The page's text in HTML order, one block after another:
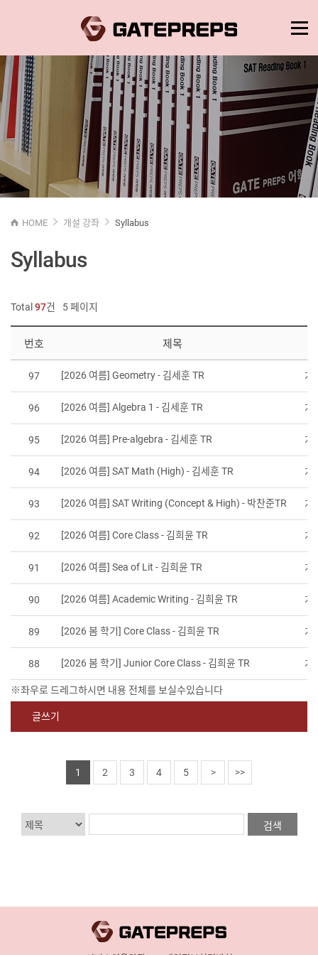
HOME 개설 강좌 Syllabus
Syllabus
Total 97건 5 페이지
번호 제목
97 [2026 여름] Geometry - 김세훈 TR 게
96 [2026 여름] Algebra 1 - 김세훈 TR 게
95 [2026 여름] Pre-algebra - 김세훈 TR 게
94 [2026 여름] SAT Math (High) - 김세훈 TR 게
93 [2026 여름] SAT Writing (Concept & High) - 박찬준TR 게
92 [2026 여름] Core Class - 김희윤 TR 게
91 [2026 여름] Sea of Lit - 김희윤 TR 게
90 [2026 여름] Academic Writing - 김희윤 TR 게
89 [2026 봄 학기] Core Class - 김희윤 TR 게
88 [2026 봄 학기] Junior Core Class - 김희윤 TR 게
글쓰기
1 2 3 4 5 > >>